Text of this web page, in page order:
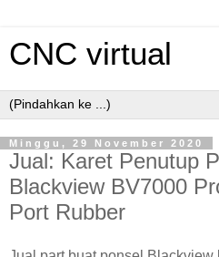
CNC virtual
Minggu, 29 November 2020
Jual: Karet Penutup
Blackview BV7000
Port Rubber